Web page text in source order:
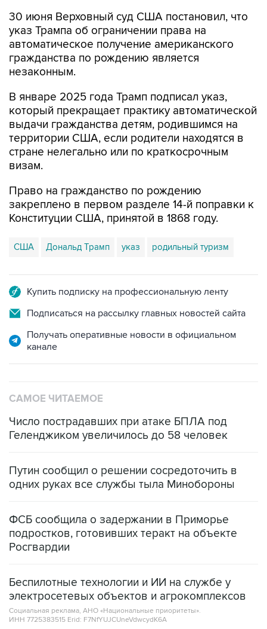
30 июня Верховный суд США постановил, что
указ Трампа об ограничении права на
автоматическое получение американского
гражданства по рождению является
незаконным.
В январе 2025 года Трамп подписал указ,
который прекращает практику автоматической
выдачи гражданства детям, родившимся на
территории США, если родители находятся в
стране нелегально или по краткосрочным
визам.
Право на гражданство по рождению
закреплено в первом разделе 14-й поправки к
Конституции США, принятой в 1868 году.
США Дональд Трамп указ родильный туризм
Купить подписку на профессиональную ленту
Подписаться на рассылку главных новостей сайта
Получать оперативные новости в официальном
канале
САМОЕ ЧИТАЕМОЕ
Число пострадавших при атаке БПЛА под
Геленджиком увеличилось до 58 человек
Путин сообщил о решении сосредоточить в
одних руках все службы тыла Минобороны
ФСБ сообщила о задержании в Приморье
подростков, готовивших теракт на объекте
Росгвардии
Беспилотные технологии и ИИ на службе у
электросетевых объектов и агрокомплексов
Социальная реклама, АНО «Национальные приоритеты».
ИНН 7725383515 Erid: F7NfYUJCUneVdwcydK6A